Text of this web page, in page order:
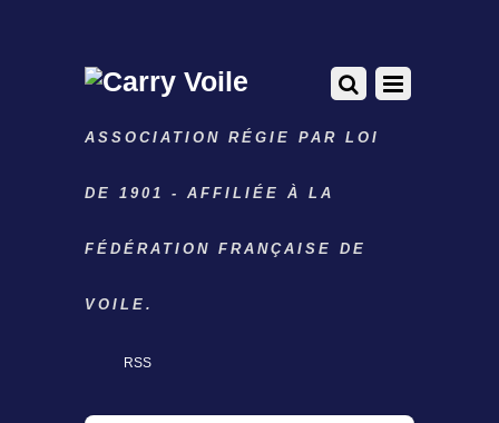
ASSOCIATION RÉGIE PAR LOI
DE 1901 - AFFILIÉE À LA
FÉDÉRATION FRANÇAISE DE
VOILE.
RSS